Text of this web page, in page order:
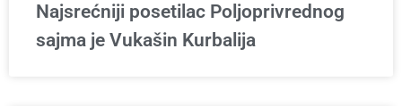
Najsrećniji posetilac Poljoprivrednog
sajma je Vukašin Kurbalija